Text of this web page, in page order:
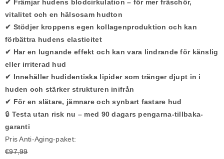
✔ Främjar hudens blodcirkulation – för mer fräschör,
vitalitet och en hälsosam hudton
✔ Stödjer kroppens egen kollagenproduktion och kan
förbättra hudens elasticitet
✔ Har en lugnande effekt och kan vara lindrande för känslig
eller irriterad hud
✔ Innehåller hudidentiska lipider som tränger djupt in i
huden och stärker strukturen inifrån
✔ För en slätare, jämnare och synbart fastare hud
🔒 Testa utan risk nu – med 90 dagars pengarna-tillbaka-
garanti
Pris Anti-Aging-paket:
€97,99